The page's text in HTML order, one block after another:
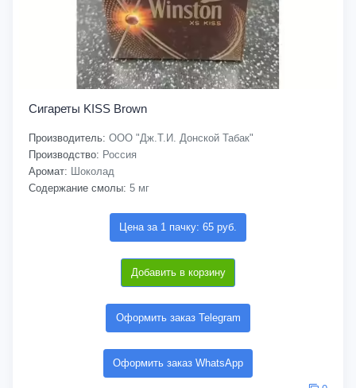
Сигареты KISS Brown
Производитель: ООО "Дж.Т.И. Донской Табак"
Производство: Россия
Аромат: Шоколад
Содержание смолы: 5 мг
Цена за 1 пачку: 65 руб.
Добавить в корзину
Оформить заказ Telegram
Оформить заказ WhatsApp